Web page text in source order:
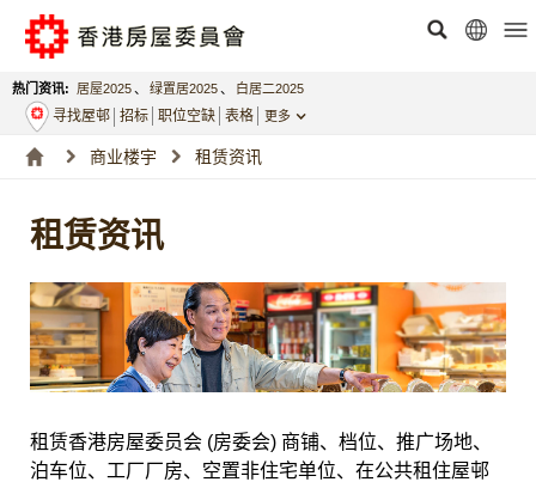
热门资讯: 居屋2025、 绿置居2025、 白居二2025
寻找屋邨 招标 职位空缺 表格 更多
商业楼宇 租赁资讯
租赁资讯
租赁香港房屋委员会 (房委会) 商铺、档位、推广场地、
泊车位、工厂厂房、空置非住宅单位、在公共租住屋邨